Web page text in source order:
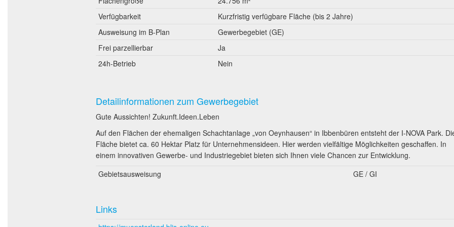
Verfügbarkeit
Kurzfristig verfügbare Fläche (bis 2 Jahre)
Ausweisung im B-Plan
Gewerbegebiet (GE)
Frei parzellierbar
Ja
24h-Betrieb
Nein
Detailinformationen zum Gewerbegebiet
Gute Aussichten! Zukunft.Ideen.Leben
Auf den Flächen der ehemaligen Schachtanlage „von Oeynhausen“ in Ibbenbüren entsteht der I-NOVA Park.
Fläche bietet ca. 60 Hektar Platz für Unternehmensideen. Hier werden vielfältige Möglichkeiten geschaffen. In
einem innovativen Gewerbe- und Industriegebiet bieten sich Ihnen viele Chancen zur Entwicklung.
Gebietsausweisung
GE / GI
Links